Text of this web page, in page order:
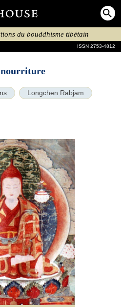
du bouddhisme tibétain
ISSN 2753-4812
nourriture
Longchen Rabjam